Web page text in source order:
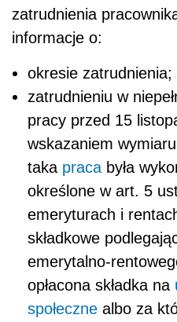
zatrudnienia
informacje o:
okresie zatrudnienia;
zatrudnieniu w
pracy przed 15
wskazaniem
taka praca była
określone w art. 5
emeryturach i
składkowe
emerytalno-
opłacona składka na
społeczne albo za